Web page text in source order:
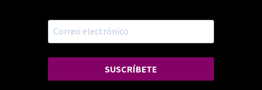
SUSCRÍBETE